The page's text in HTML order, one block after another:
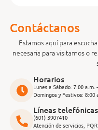
Contáctanos
Estamos aquí para
necesaria para visitarnos o
Horarios
Lunes a Sábado: 7:00 a.m.
Domingos y Festivos: 8:00
Líneas telefónicas
(601) 3907410
Atención de servicios,